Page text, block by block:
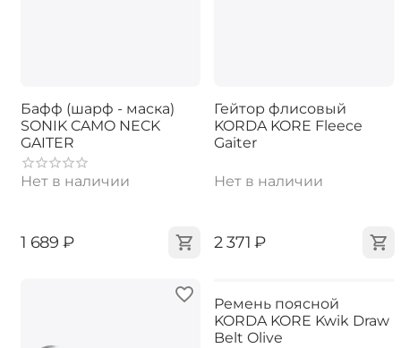
Бафф (шарф - маска)
SONIK CAMO NECK
GAITER
Нет в наличии
‍1 689‍ ₽
Гейтор флисовый
KORDA KORE Fleece
Gaiter
Нет в наличии
‍2 371‍ ₽
Ремень поясной
KORDA KORE Kwik Draw
Belt Olive